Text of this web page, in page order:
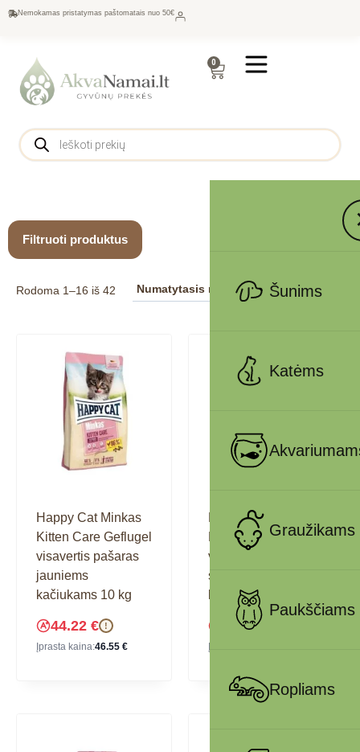
Nemokamas pristatymas paštomatais nuo 50€
0
Šunims
Katėms
Graužikams
Paukščiams
Ropliams
Filtruoti produktus
Rodoma 1–16 iš 42
Happy Cat Minkas
Kitten Care Geflugel
visavertis pašaras
jauniems
kačiukams 10 kg
44.22 € !
Įprasta kaina:46.55 €
Happy Cat Minkas
Perfect Mix
visavertis pašaras
suaugusioms
katėms 10 kg
42.36